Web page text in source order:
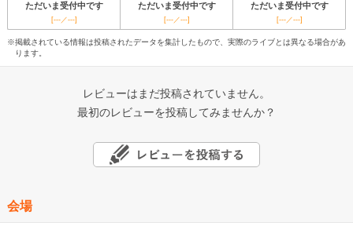
ただいま受付中です ただいま受付中です ただいま受付中です
[---／---] [---／---] [---／---]
※掲載されている情報は投稿されたデータを集計したもので、実際のライブとは異なる場合があ
ります。
レビューはまだ投稿されていません。
最初のレビューを投稿してみませんか？
会場